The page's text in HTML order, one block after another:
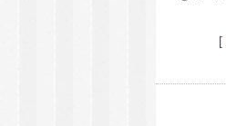
[